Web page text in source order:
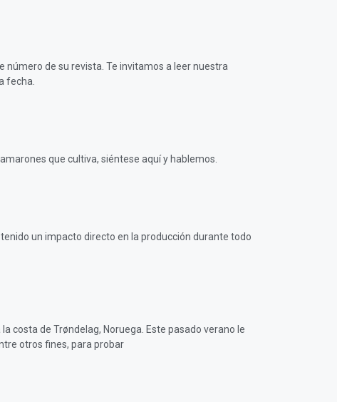
número de su revista. Te invitamos a leer nuestra
fecha.
que cultiva, siéntese aquí y hablemos.
un impacto directo en la producción durante todo
costa de Trøndelag, Noruega. Este pasado verano le
otros fines, para probar